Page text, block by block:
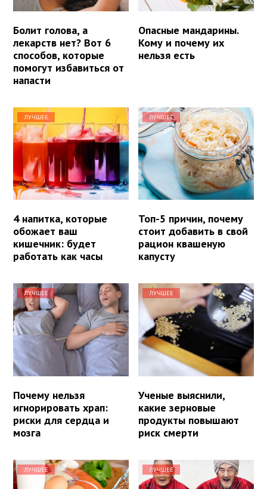
Болит голова, а
лекарств нет? Вот 6
способов, которые
помогут избавиться от
напасти
Опасные мандарины.
Кому и почему их
нельзя есть
ЛУЧШЕЕ
4 напитка, которые
обожает ваш
кишечник: будет
работать как часы
ЛУЧШЕЕ
Топ-5 причин, почему
стоит добавить в свой
рацион квашеную
капусту
ЛУЧШЕЕ
Почему нельзя
игнорировать храп:
риски для сердца и
мозга
ЛУЧШЕЕ
Ученые выяснили,
какие зерновые
продукты повышают
риск смерти
ЛУЧШЕЕ ЛУЧШЕЕ